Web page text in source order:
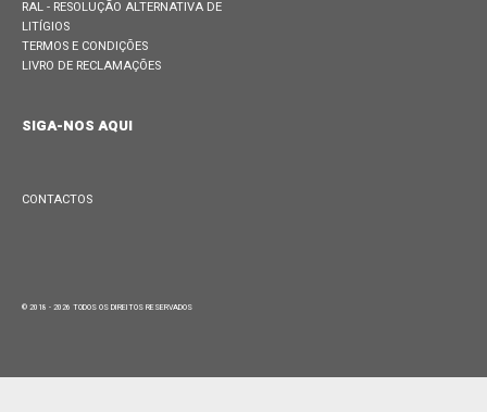
RAL - RESOLUÇÃO ALTERNATIVA DE
LITÍGIOS
TERMOS E CONDIÇÕES
LIVRO DE RECLAMAÇÕES
SIGA-NOS AQUI
CONTACTOS
© 2018 - 2026 TODOS OS DIREITOS RESERVADOS